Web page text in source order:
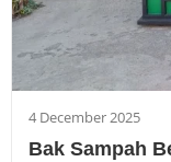
4 December 2025
Bak Sampah